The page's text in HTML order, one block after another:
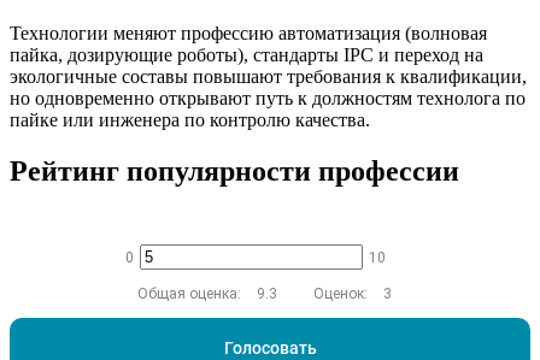
Технологии меняют профессию автоматизация (волновая
пайка, дозирующие роботы), стандарты IPC и переход на
экологичные составы повышают требования к квалификации,
но одновременно открывают путь к должностям технолога по
пайке или инженера по контролю качества.
Рейтинг популярности профессии
0 10
Общая оценка: 9.3 Оценок: 3
Голосовать